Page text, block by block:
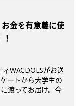
金を有意義に使
ィWACDOESがお送
ートから大学生の
渡ってお届け。今